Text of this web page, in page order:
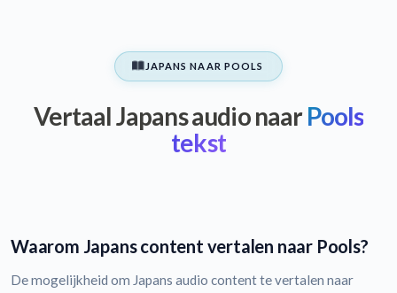
JAPANS NAAR POOLS
Vertaal Japans audio naarPools
tekst
Waarom Japans content vertalen naar Pools?
De mogelijkheid om Japans audio content te vertalen naar